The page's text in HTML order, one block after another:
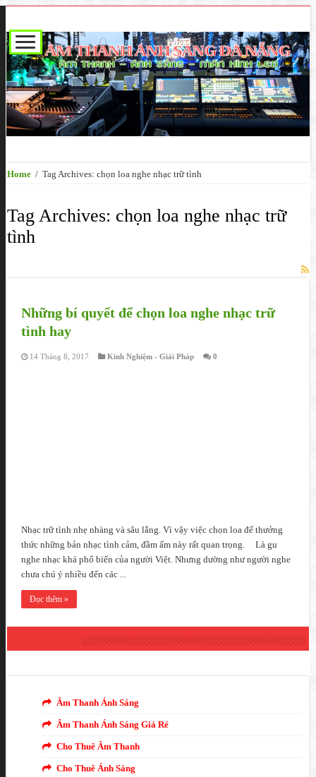
Home / Tag Archives: chọn loa nghe nhạc trữ tình
Tag Archives: chọn loa nghe nhạc trữ
tình
Những bí quyết để chọn loa nghe nhạc trữ
tình hay
14 Tháng 8, 2017 Kinh Nghiệm - Giải Pháp 0
Nhạc trữ tình nhẹ nhàng và sâu lắng. Vì vậy việc chọn loa để thưởng
thức những bản nhạc tình cảm, đầm ấm này rất quan trọng. Là gu
nghe nhạc khá phổ biến của người Việt. Nhưng dường như người nghe
chưa chú ý nhiều đến các ...
Đọc thêm »
DANH MỤC
Âm Thanh Ánh Sáng
Âm Thanh Ánh Sáng Giá Rẻ
Cho Thuê Âm Thanh
Cho Thuê Ánh Sáng